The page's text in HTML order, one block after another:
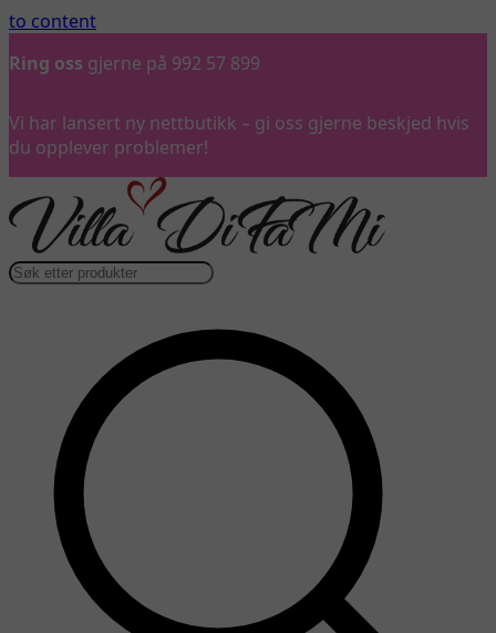
to content
Ring oss gjerne på 992 57 899
Vi har lansert ny nettbutikk – gi oss gjerne beskjed hvis
du opplever problemer!